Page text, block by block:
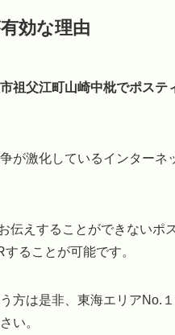
効な理由
祖父江町山崎中枇でポステ
が激化しているインターネ
えすることができないポ
ることが可能です。
方は是非、東海エリアNo.
い。